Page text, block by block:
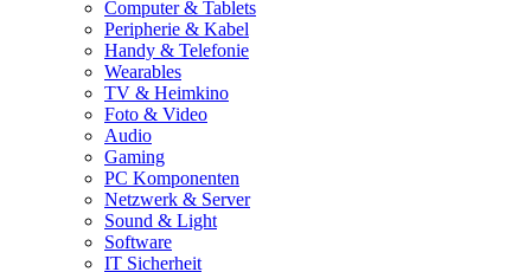
Computer & Tablets
Peripherie & Kabel
Handy & Telefonie
Wearables
TV & Heimkino
Foto & Video
Audio
Gaming
PC Komponenten
Netzwerk & Server
Sound & Light
Software
IT Sicherheit